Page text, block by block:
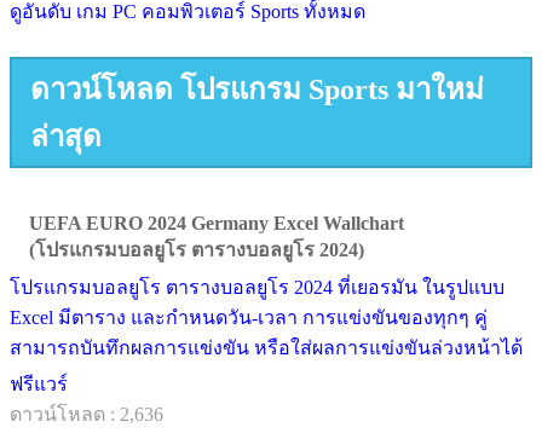
ดูอันดับ เกม PC คอมพิวเตอร์ Sports ทั้งหมด
ดาวน์โหลด โปรแกรม Sports มาใหม่
ล่าสุด
UEFA EURO 2024 Germany Excel Wallchart
(โปรแกรมบอลยูโร ตารางบอลยูโร 2024)
โปรแกรมบอลยูโร ตารางบอลยูโร 2024 ที่เยอรมัน ในรูปแบบ
Excel มีตาราง และกำหนดวัน-เวลา การแข่งขันของทุกๆ คู่
สามารถบันทึกผลการแข่งขัน หรือใส่ผลการแข่งขันล่วงหน้าได้
ฟรีแวร์
ดาวน์โหลด : 2,636